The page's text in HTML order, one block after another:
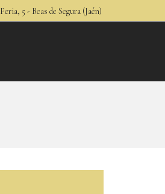
Feria, 5 - Beas de Segura (Jaén)